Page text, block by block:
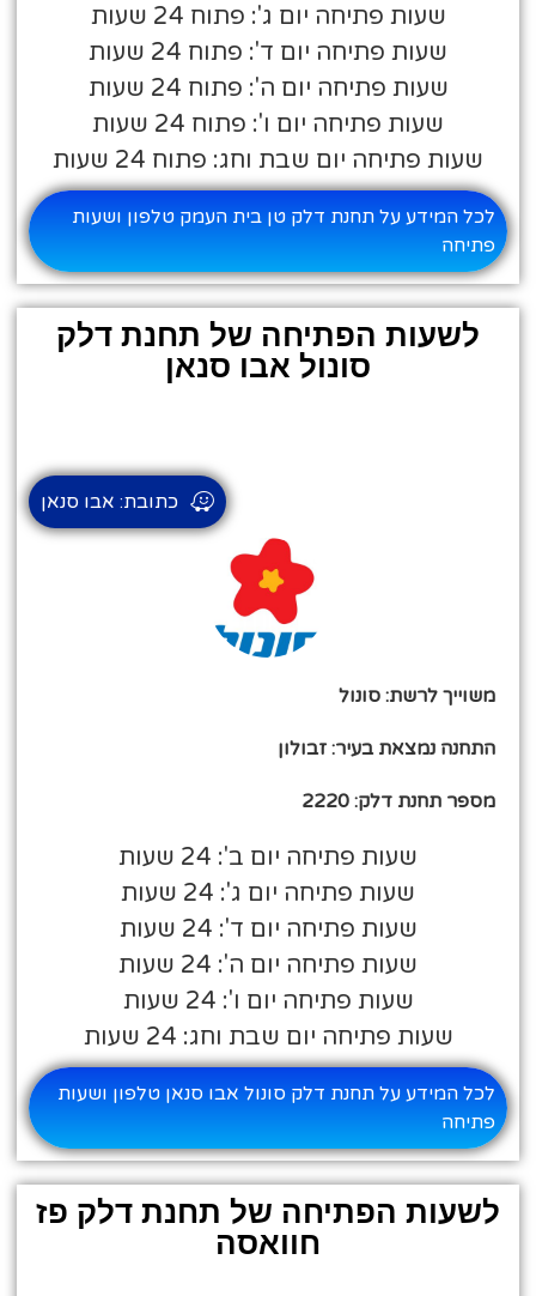
שעות פתיחה יום ג': פתוח 24 שעות
שעות פתיחה יום ד': פתוח 24 שעות
שעות פתיחה יום ה': פתוח 24 שעות
שעות פתיחה יום ו': פתוח 24 שעות
שעות פתיחה יום שבת וחג: פתוח 24 שעות
לכל המידע על תחנת דלק טן בית העמק טלפון ושעות
פתיחה
לשעות הפתיחה של תחנת דלק
סונול אבו סנאן
משוייך לרשת: סונול
התחנה נמצאת בעיר: זבולון
מספר תחנת דלק: 2220
שעות פתיחה יום ב': 24 שעות
שעות פתיחה יום ג': 24 שעות
שעות פתיחה יום ד': 24 שעות
שעות פתיחה יום ה': 24 שעות
שעות פתיחה יום ו': 24 שעות
שעות פתיחה יום שבת וחג: 24 שעות
כתובת: אבו סנאן
לכל המידע על תחנת דלק סונול אבו סנאן טלפון ושעות
פתיחה
לשעות הפתיחה של תחנת דלק פז
חוואסה